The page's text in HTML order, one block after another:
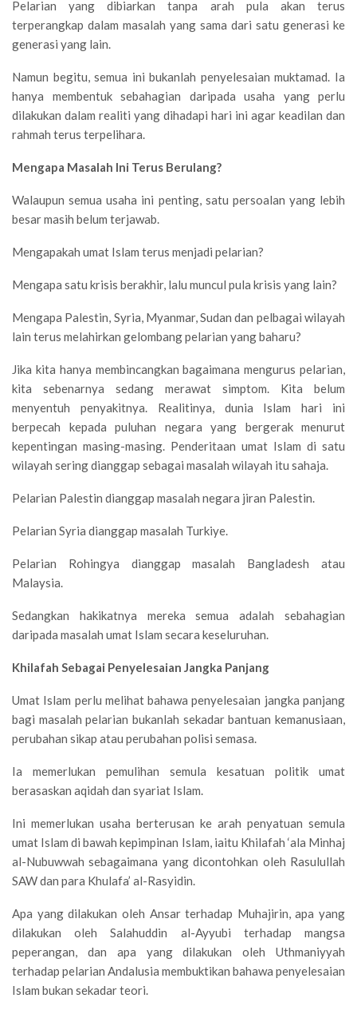
Pelarian yang dibiarkan tanpa arah pula akan terus
terperangkap dalam masalah yang sama dari satu generasi ke
generasi yang lain.
Namun begitu, semua ini bukanlah penyelesaian muktamad. Ia
hanya membentuk sebahagian daripada usaha yang perlu
dilakukan dalam realiti yang dihadapi hari ini agar keadilan dan
rahmah terus terpelihara.
Mengapa Masalah Ini Terus Berulang?
Walaupun semua usaha ini penting, satu persoalan yang lebih
besar masih belum terjawab.
Mengapakah umat Islam terus menjadi pelarian?
Mengapa satu krisis berakhir, lalu muncul pula krisis yang lain?
Mengapa Palestin, Syria, Myanmar, Sudan dan pelbagai wilayah
lain terus melahirkan gelombang pelarian yang baharu?
Jika kita hanya membincangkan bagaimana mengurus pelarian,
kita sebenarnya sedang merawat simptom. Kita belum
menyentuh penyakitnya. Realitinya, dunia Islam hari ini
berpecah kepada puluhan negara yang bergerak menurut
kepentingan masing-masing. Penderitaan umat Islam di satu
wilayah sering dianggap sebagai masalah wilayah itu sahaja.
Pelarian Palestin dianggap masalah negara jiran Palestin.
Pelarian Syria dianggap masalah Turkiye.
Pelarian Rohingya dianggap masalah Bangladesh atau
Malaysia.
Sedangkan hakikatnya mereka semua adalah sebahagian
daripada masalah umat Islam secara keseluruhan.
Khilafah Sebagai Penyelesaian Jangka Panjang
Umat Islam perlu melihat bahawa penyelesaian jangka panjang
bagi masalah pelarian bukanlah sekadar bantuan kemanusiaan,
perubahan sikap atau perubahan polisi semasa.
Ia memerlukan pemulihan semula kesatuan politik umat
berasaskan aqidah dan syariat Islam.
Ini memerlukan usaha berterusan ke arah penyatuan semula
umat Islam di bawah kepimpinan Islam, iaitu Khilafah ‘ala Minhaj
al-Nubuwwah sebagaimana yang dicontohkan oleh Rasulullah
SAW dan para Khulafa’ al-Rasyidin.
Apa yang dilakukan oleh Ansar terhadap Muhajirin, apa yang
dilakukan oleh Salahuddin al-Ayyubi terhadap mangsa
peperangan, dan apa yang dilakukan oleh Uthmaniyyah
terhadap pelarian Andalusia membuktikan bahawa penyelesaian
Islam bukan sekadar teori.